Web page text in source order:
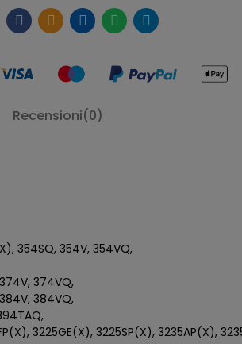
Recensioni(0)
354SQ, 354V, 354VQ,
374VQ,
384VQ,
3225GE(X), 3225SP(X), 3235AP(X),